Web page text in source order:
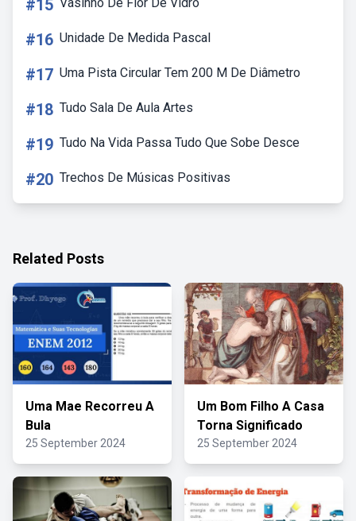
#15
#16 Unidade De Medida Pascal
#17 Uma Pista Circular Tem 200 M De Diâmetro
#18 Tudo Sala De Aula Artes
#19 Tudo Na Vida Passa Tudo Que Sobe Desce
#20 Trechos De Músicas Positivas
Related Posts
Uma Mae Recorreu A
Bula
25 September 2024
Um Bom Filho A Casa
Torna Significado
25 September 2024